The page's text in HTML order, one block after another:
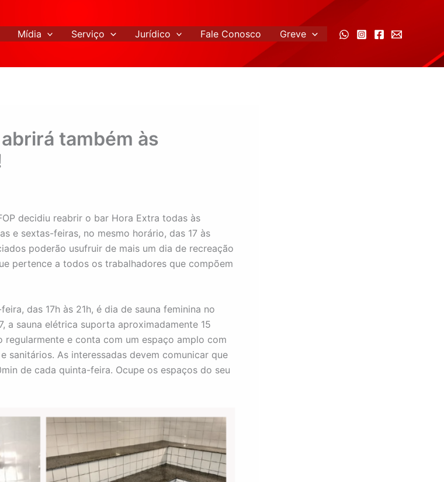
Mídia Serviço Jurídico Fale Conosco Greve
também às
decidiu reabrir o bar Hora Extra todas às
e sextas-feiras, no mesmo horário, das 17 às
poderão usufruir de mais um dia de recreação
pertence a todos os trabalhadores que compõem
das 17h às 21h, é dia de sauna feminina no
a sauna elétrica suporta aproximadamente 15
regularmente e conta com um espaço amplo com
sanitários. As interessadas devem comunicar que
de cada quinta-feira. Ocupe os espaços do seu